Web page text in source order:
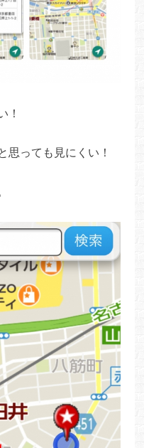
！
思っても見にくい！